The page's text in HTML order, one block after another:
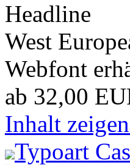
Headline
West
Webfont
ab 32,00
Inhalt
Typoart